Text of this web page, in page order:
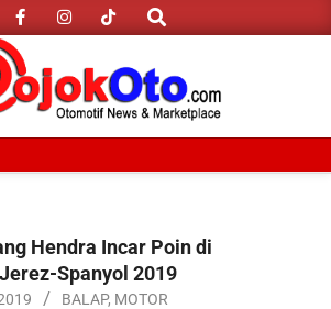
Search
Hendra Incar Poin di
Spanyol 2019
BALAP, MOTOR